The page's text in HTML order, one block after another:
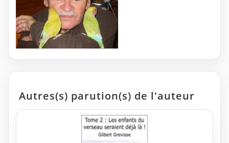
Autres(s) parution(s) de l'auteur